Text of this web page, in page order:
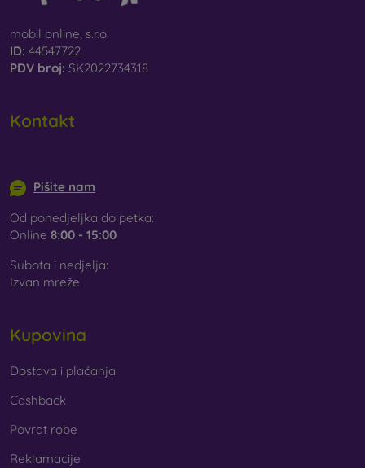
mobil online, s.r.o.
ID: 44547722
PDV broj: SK2022734318
Kontakt
Pišite nam
Od ponedjeljka do petka:
Online 8:00 - 15:00
Subota i nedjelja:
Izvan mreže
Kupovina
Dostava i plaćanja
Cashback
Povrat robe
Reklamacije